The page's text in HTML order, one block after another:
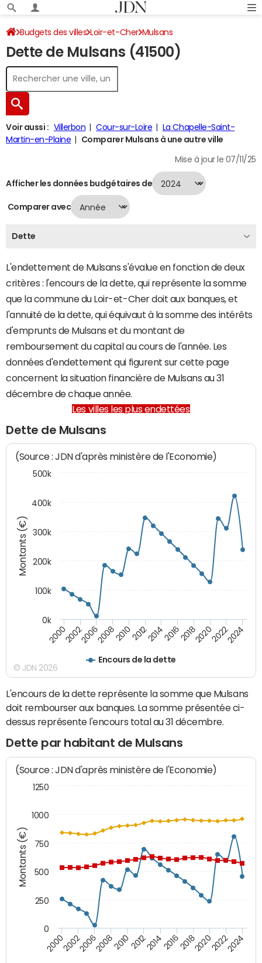
Budgets des villes Loir-et-Cher Mulsans
Dette au 31/12/2024
Dette de Mulsans (41500)
Voir aussi : Villerbon Cour-sur-Loire
La Chapelle-Saint-
Martin-en-Plaine
Comparer Mulsans à une autre ville
Mise à jour le 07/11/25
Afficher les données budgétaires de
Comparer avec
Dette
L'endettement de Mulsans s'évalue en fonction de deux
critères : l'encours de la dette, qui représente la somme
que la commune du Loir-et-Cher doit aux banques, et
l'annuité de la dette, qui équivaut à la somme des intérêts
d'emprunts de Mulsans et du montant de
remboursement du capital au cours de l'année. Les
données d'endettement qui figurent sur cette page
concernent la situation financière de Mulsans au 31
décembre de chaque année.
Les villes les plus endettées
Dette de Mulsans
Montants (€)
(Source : JDN d'après ministère de l'Economie)
Encours de la dette
200020022006200820102012201420162018202020222024
0k
100k
200k
300k
400k
500k
© JDN 2026
L'encours de la dette représente la somme que Mulsans
doit rembourser aux banques. La somme présentée ci-
dessus représente l'encours total au 31 décembre.
Dette par habitant de Mulsans
Montants (€)
(Source : JDN d'après ministère de l'Economie)
200020022006200820102012201420162018202020222024
0
250
500
750
1000
1250